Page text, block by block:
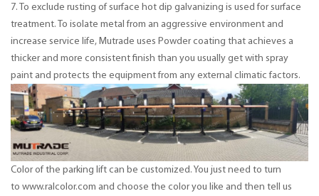
7. To exclude rusting of surface hot dip galvanizing is used for surface
treatment. To isolate metal from an aggressive environment and
increase service life, Mutrade uses Powder coating that achieves a
thicker and more consistent finish than you usually get with spray
paint and protects the equipment from any external climatic factors.
Color of the parking lift can be customized. You just need to turn
to www.ralcolor.com and choose the color you like and then tell us